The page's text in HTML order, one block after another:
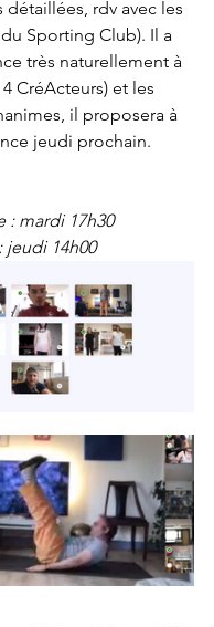
détaillées, rdv avec les
Sporting Club). Il a
très naturellement à
CréActeurs) et les
il proposera à
jeudi prochain.
: mardi 17h30
jeudi 14h00